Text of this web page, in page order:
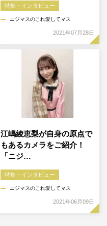
特集・インタビュー
ニジマスのこれ愛してマス
2021年07月28日
江嶋綾恵梨が自身の原点で
もあるカメラをご紹介！
「ニジ…
特集・インタビュー
ニジマスのこれ愛してマス
2021年06月09日